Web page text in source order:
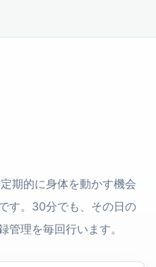
期的に身体を動かす機会
す。30分でも、その日の
管理を毎回行います。